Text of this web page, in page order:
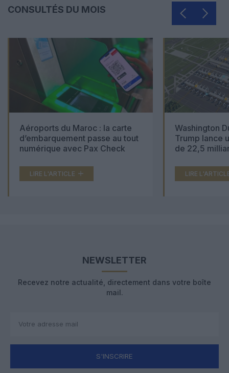
CONSULTÉS DU MOIS
Aéroports du Maroc : la carte
d’embarquement passe au tout
numérique avec Pax Check
LIRE L'ARTICLE
Washington
Trump lance
de 22,5
LIRE
NEWSLETTER
Recevez notre actualité, directement dans votre boîte
mail.
S'INSCRIRE